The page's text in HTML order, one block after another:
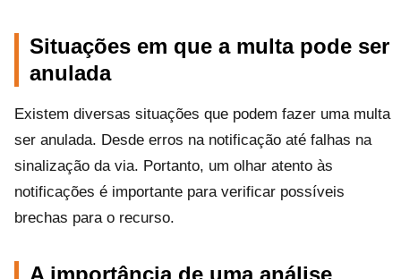
Situações em que a multa pode ser
anulada
Existem diversas situações que podem fazer uma multa
ser anulada. Desde erros na notificação até falhas na
sinalização da via. Portanto, um olhar atento às
notificações é importante para verificar possíveis
brechas para o recurso.